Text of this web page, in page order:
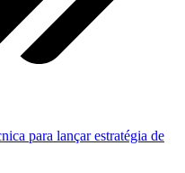
para lançar estratégia de